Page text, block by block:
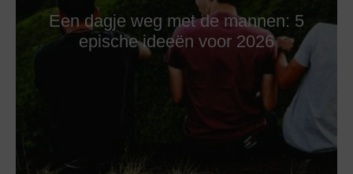
Een dagje weg met de mannen: 5
epische ideeën voor 2026